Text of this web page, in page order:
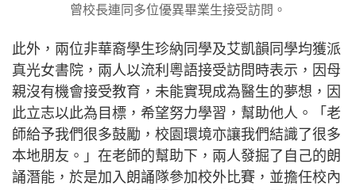
曾校長連同多位優異畢業生接受訪問。
此外，兩位非華裔學生珍納同學及艾凱韻同學均獲派
真光女書院，兩人以流利粵語接受訪問時表示，因母
親沒有機會接受教育，未能實現成為醫生的夢想，因
此立志以此為目標，希望努力學習，幫助他人。「老
師給予我們很多鼓勵，校園環境亦讓我們結識了很多
本地朋友。」在老師的幫助下，兩人發掘了自己的朗
誦潛能，於是加入朗誦隊參加校外比賽，並擔任校內